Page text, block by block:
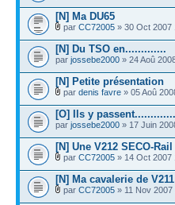
[N] Ma DU65
par CC72005 » 30 Oct 2007
[N] Du TSO en.............
par jossebe2000 » 24 Aoû
[N] Petite présentation
par denis favre » 05 Aoû
[O] Ils y passent.............
par jossebe2000 » 17 Juin
[N] Une V212 SECO-Rail
par CC72005 » 14 Oct 2007
[N] Ma cavalerie de
par CC72005 » 11 Nov 2007